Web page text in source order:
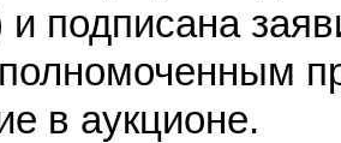
и подписана
в аукционе.